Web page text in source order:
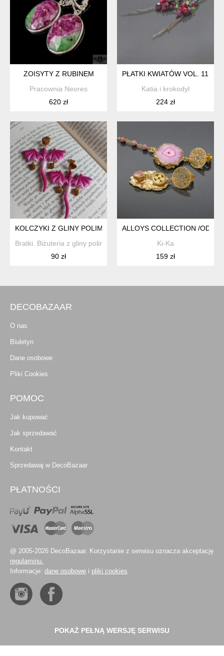
ZOISYTY Z RUBINEM
Pracownia Neores
620 zł
PŁATKI KWIATÓW VOL. 11 /
Katia i krokodyl
224 zł
KOLCZYKI Z GLINY POLIMEROWEJ OMBRE SMOKI Z
Bratki. Biżuteria z gliny polimerowej
90 zł
ALLOYS COLLECTION /ODD/
Ki-Ka
159 zł
DECOBAZAAR
O nas
Biuletyn
Dane osobowe
Pliki Cookies
POMOC
Jak kupować
Jak sprzedawać
Kontakt
Sprzedawaj w DecoBazaar
PŁATNOŚCI
@ 2005-2026 DecoBazaar. Korzystanie z serwisu oznacza akceptację
regulaminu.
Informacje: dane osobowe i pliki cookies
POKAŻ PEŁNĄ WERSJĘ SERWISU